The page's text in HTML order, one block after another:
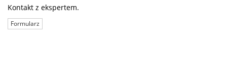
Kontakt z ekspertem.
Formularz